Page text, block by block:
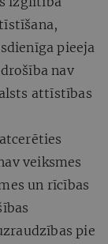
pieeja
nav
attīstības
veiksmes
un rīcības
pie